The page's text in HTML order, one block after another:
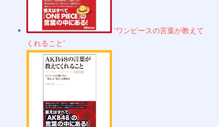
"ワンピースの言葉が教えて
くれること"